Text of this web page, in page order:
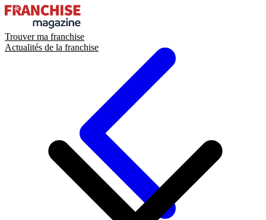
Trouver ma franchise
Actualités de la franchise